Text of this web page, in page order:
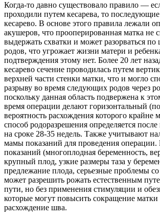
Когда-то давно существовало правило —
проходили путем кесарева, то последующие
кесарево. В основе этого правила лежали
акушеров, что прооперированная матка не
выдержать схватки и может разорваться по
родов, что угрожает жизни матери и
подтверждения этому нет. Более 20 лет
кесарево сечение проводилась путем
верхней части стенки матки, что и могло
разрыву во время следующих родов через
поскольку данная область подвержена к
время операции делают горизонтальный
вероятность расхождения которого крайне
способ родоразрешения определяется
на сроке 28-35 недель. Также учитывают
мамы показаний для проведения операции.
показаний (многоплодная беременность,
крупный плод, узкие размеры таза у
предлежание плода, серьезные проблемы со
может разрешить рожать естественным
пути, но без применения стимуляции и
которые могут повысить сокращение матки
расхождение шва.